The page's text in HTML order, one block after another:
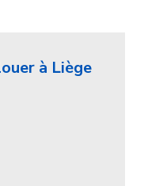
à Liège